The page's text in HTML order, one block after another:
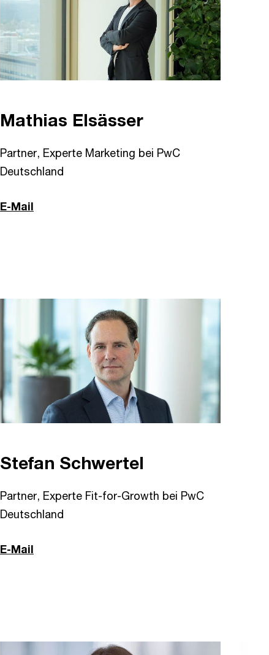
Mathias Elsässer
Partner, Experte Marketing bei PwC
Deutschland
E-Mail
Stefan Schwertel
Partner, Experte Fit-for-Growth bei PwC
Deutschland
E-Mail